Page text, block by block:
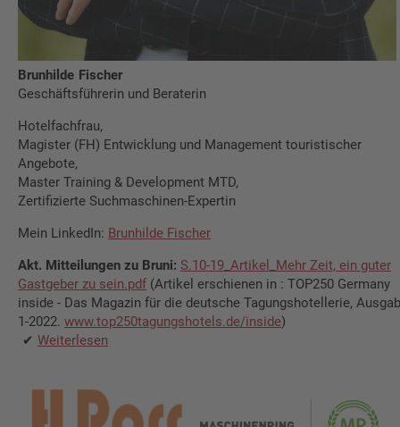
Brunhilde Fischer
Geschäftsführerin und Beraterin
Hotelfachfrau,
Magister (FH) Entwicklung und Management touristischer
Angebote,
Master Training & Development MTD,
Zertifizierte Suchmaschinen-Expertin
Mein LinkedIn: Brunhilde Fischer
Akt. Mitteilun­gen zu Bruni: S.10-19_Artikel_Mehr Zeit, ein guter
Gastgeber zu sein.pdf (Artikel erschienen in : TOP250 Germany
inside - Das Magazin für die deutsche Tagungshotellerie,
1-2022. www.top250tagungshotels.de/inside)
Weiterlesen